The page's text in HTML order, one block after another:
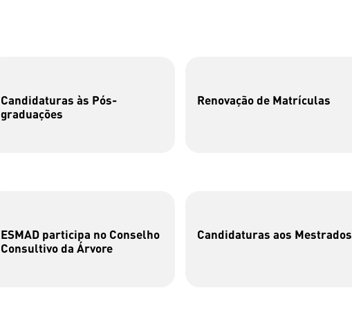
Candidaturas às Pós-
graduações
Renovação de Matrículas
ESMAD participa no Conselho
Consultivo da Árvore
Candidaturas aos Mestrados